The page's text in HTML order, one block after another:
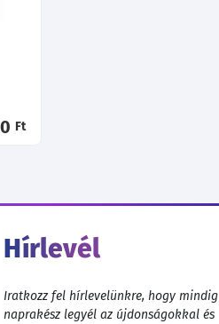
Ft
Hírlevél
Iratkozz fel hírlevelünkre, hogy mindig
naprakész legyél az újdonságokkal és